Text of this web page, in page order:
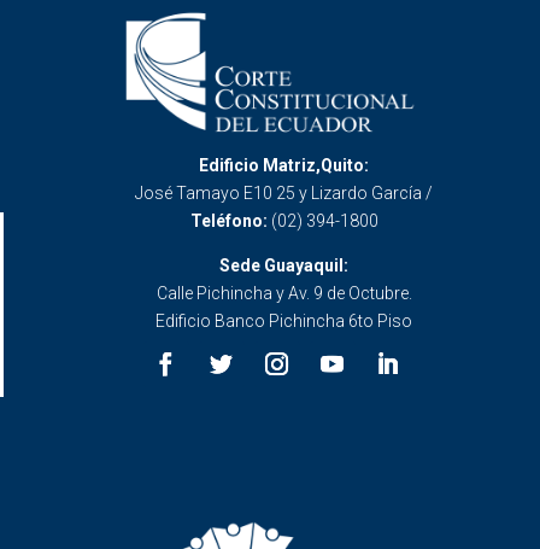
Edificio Matriz,Quito:
José Tamayo E10 25 y Lizardo García /
Teléfono: (02) 394-1800
Sede Guayaquil:
Calle Pichincha y Av. 9 de Octubre.
Edificio Banco Pichincha 6to Piso